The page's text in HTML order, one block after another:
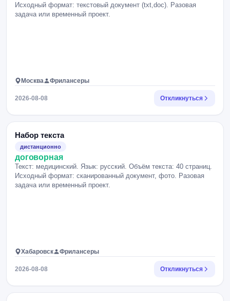
Исходный формат: текстовый документ (txt,doc). Разовая
задача или временный проект.
Москва Фрилансеры
2026-08-08 Откликнуться
Набор текста
дистанционно
договорная
Текст: медицинский. Язык: русский. Объём текста: 40 страниц.
Исходный формат: сканированный документ, фото. Разовая
задача или временный проект.
Хабаровск Фрилансеры
2026-08-08 Откликнуться